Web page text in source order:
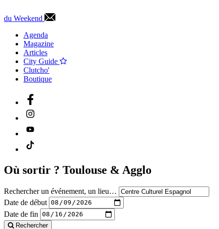
du Weekend
Agenda
Magazine
Articles
City Guide
Clutcho'
Boutique
Où sortir ? Toulouse & Agglo
Rechercher un événement, un lieu…
Date de début
Date de fin
Rechercher